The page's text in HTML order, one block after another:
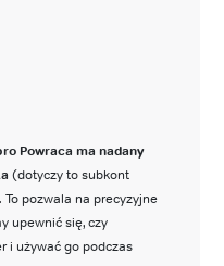
Powraca ma nadany
(dotyczy to subkont
pozwala na precyzyjne
upewnić się, czy
i używać go podczas